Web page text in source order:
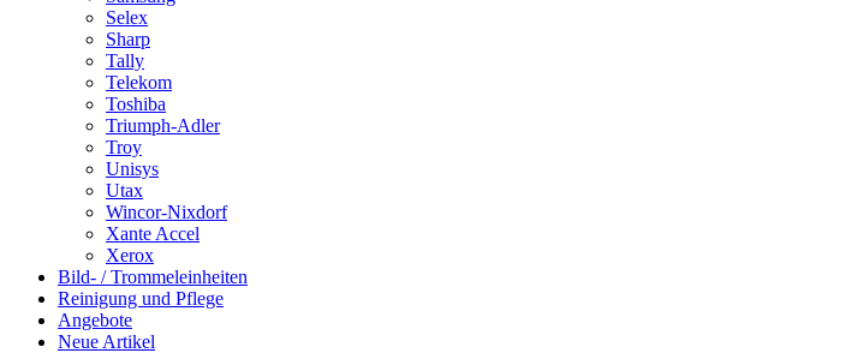
Selex
Sharp
Tally
Telekom
Toshiba
Triumph-Adler
Troy
Unisys
Utax
Wincor-Nixdorf
Xante Accel
Xerox
Bild- / Trommeleinheiten
Reinigung und Pflege
Angebote
Neue Artikel